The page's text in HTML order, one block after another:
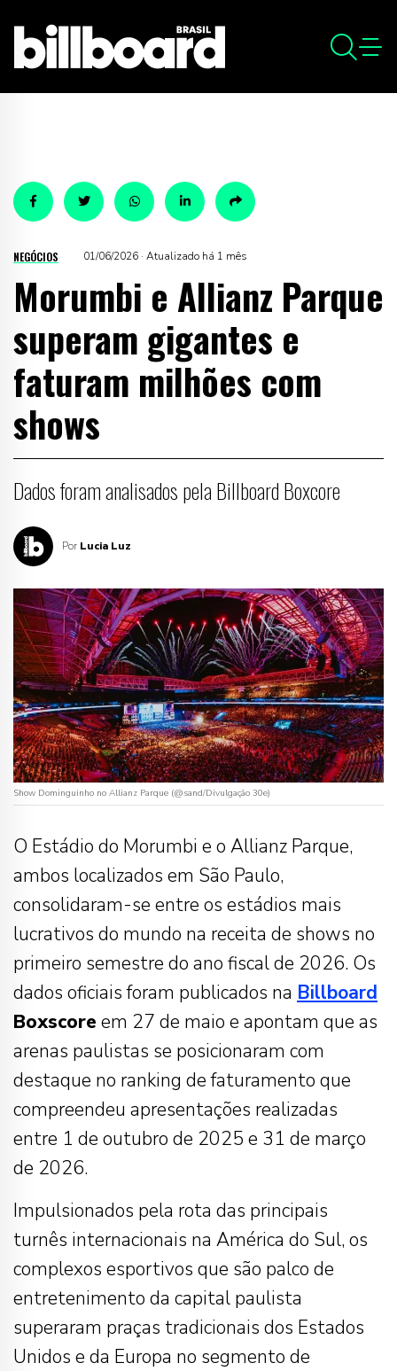
NEGÓCIOS 01/06/2026 · Atualizado há 1 mês
Morumbi e Allianz Parque
superam gigantes e
faturam milhões com
shows
Dados foram analisados pela Billboard Boxcore
Por Lucia Luz
Show Dominguinho no Allianz Parque (@sand/Divulgação 30e)
O Estádio do Morumbi e o Allianz Parque,
ambos localizados em São Paulo,
consolidaram-se entre os estádios mais
lucrativos do mundo na receita de shows no
primeiro semestre do ano fiscal de 2026. Os
dados oficiais foram publicados na Billboard
Boxscore em 27 de maio e apontam que as
arenas paulistas se posicionaram com
destaque no ranking de faturamento que
compreendeu apresentações realizadas
entre 1 de outubro de 2025 e 31 de março
de 2026.
Impulsionados pela rota das principais
turnês internacionais na América do Sul, os
complexos esportivos que são palco de
entretenimento da capital paulista
superaram praças tradicionais dos Estados
Unidos e da Europa no segmento de